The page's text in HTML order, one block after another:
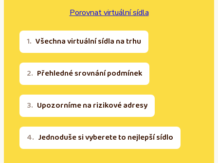
Porovnat virtuální sídla
Všechna virtuální sídla na trhu
Přehledné srovnání podmínek
Upozorníme na rizikové adresy
Jednoduše si vyberete to nejlepší sídlo